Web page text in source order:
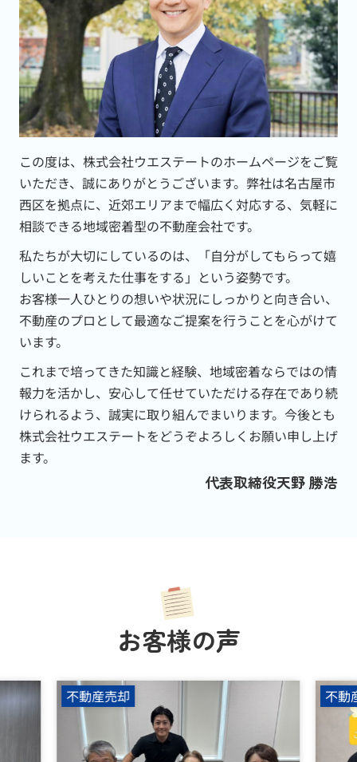
この度は、株式会社ウエステートのホームページをご覧
いただき、誠にありがとうございます。弊社は名古屋市
西区を拠点に、近郊エリアまで幅広く対応する、気軽に
相談できる地域密着型の不動産会社です。
私たちが大切にしているのは、「自分がしてもらって嬉
しいことを考えた仕事をする」という姿勢です。
お客様一人ひとりの想いや状況にしっかりと向き合い、
不動産のプロとして最適なご提案を行うことを心がけて
います。
これまで培ってきた知識と経験、地域密着ならではの情
報力を活かし、安心して任せていただける存在であり続
けられるよう、誠実に取り組んでまいります。今後とも
株式会社ウエステートをどうぞよろしくお願い申し上げ
ます。
代表取締役天野 勝浩
お客様の声
不動産売却 不動